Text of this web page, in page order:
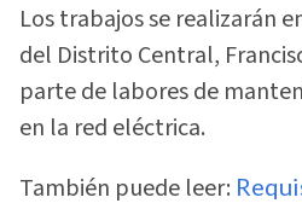
Los trabajos se realizarán
del Distrito Central,
parte de labores de
en la red eléctrica.
También puede leer: